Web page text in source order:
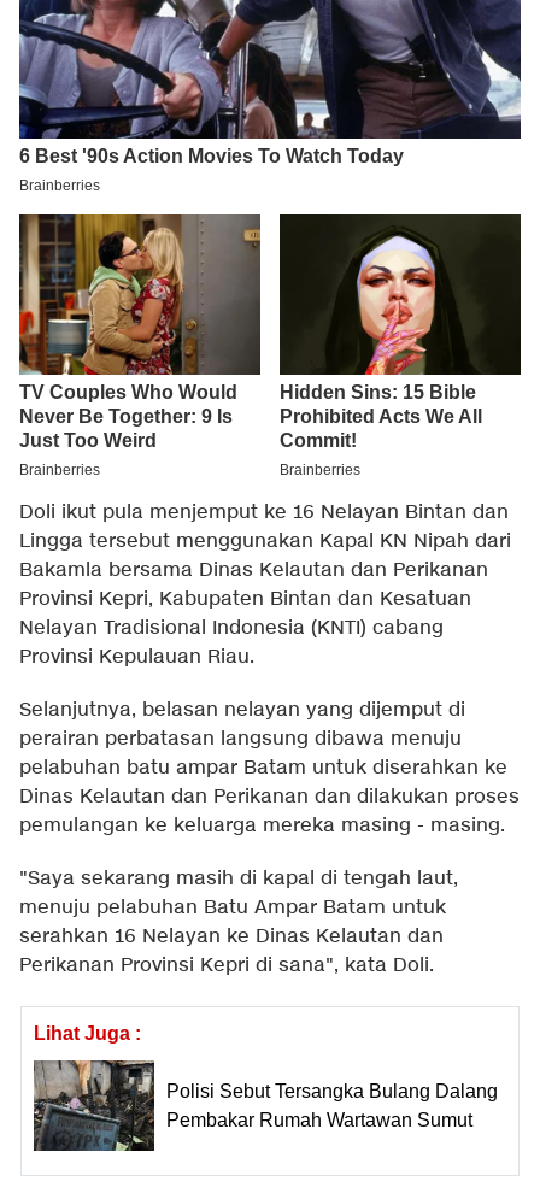
Doli ikut pula menjemput ke 16 Nelayan Bintan dan
Lingga tersebut menggunakan Kapal KN Nipah dari
Bakamla bersama Dinas Kelautan dan Perikanan
Provinsi Kepri, Kabupaten Bintan dan Kesatuan
Nelayan Tradisional Indonesia (KNTI) cabang
Provinsi Kepulauan Riau.
Selanjutnya, belasan nelayan yang dijemput di
perairan perbatasan langsung dibawa menuju
pelabuhan batu ampar Batam untuk diserahkan ke
Dinas Kelautan dan Perikanan dan dilakukan proses
pemulangan ke keluarga mereka masing - masing.
"Saya sekarang masih di kapal di tengah laut,
menuju pelabuhan Batu Ampar Batam untuk
serahkan 16 Nelayan ke Dinas Kelautan dan
Perikanan Provinsi Kepri di sana", kata Doli.
Lihat Juga :
Polisi Sebut Tersangka Bulang Dalang
Pembakar Rumah Wartawan Sumut